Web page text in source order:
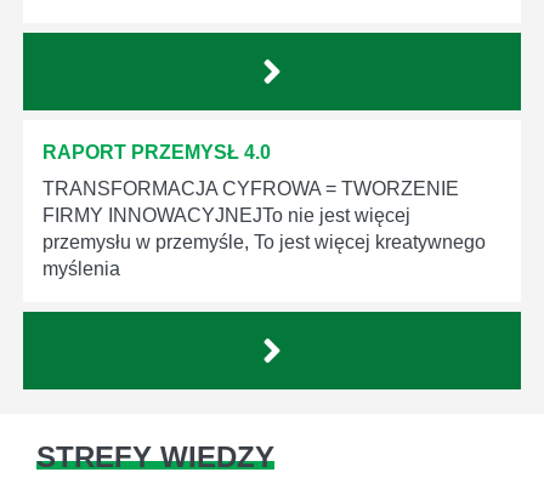
RAPORT PRZEMYSŁ 4.0
TRANSFORMACJA CYFROWA = TWORZENIE
FIRMY INNOWACYJNEJTo nie jest więcej
przemysłu w przemyśle, To jest więcej kreatywnego
myślenia
STREFY WIEDZY